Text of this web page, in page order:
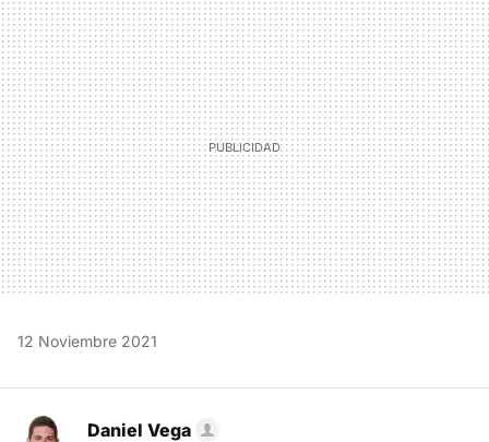
MAIL
12 Noviembre 2021
Daniel Vega